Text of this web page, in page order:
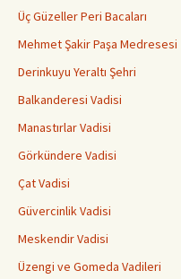
Üç Güzeller Peri Bacaları
Mehmet Şakir Paşa Medresesi
Derinkuyu Yeraltı Şehri
Balkanderesi Vadisi
Manastırlar Vadisi
Görkündere Vadisi
Çat Vadisi
Güvercinlik Vadisi
Meskendir Vadisi
Üzengi ve Gomeda Vadileri